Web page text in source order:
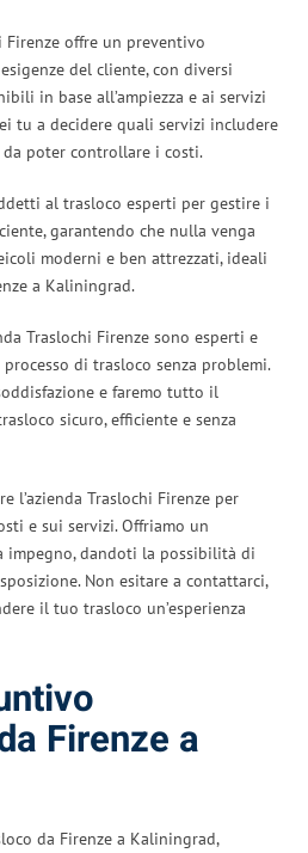
Firenze offre un preventivo
del cliente, con diversi
in base all’ampiezza e ai servizi
tu a decidere quali servizi includere
poter controllare i costi.
al trasloco esperti per gestire i
garantendo che nulla venga
moderni e ben attrezzati, ideali
a Kaliningrad.
Traslochi Firenze sono esperti e
di trasloco senza problemi.
e faremo tutto il
sicuro, efficiente e senza
l’azienda Traslochi Firenze per
e sui servizi. Offriamo un
impegno, dandoti la possibilità di
Non esitare a contattarci,
il tuo trasloco un’esperienza
Firenze a
da Firenze a Kaliningrad,